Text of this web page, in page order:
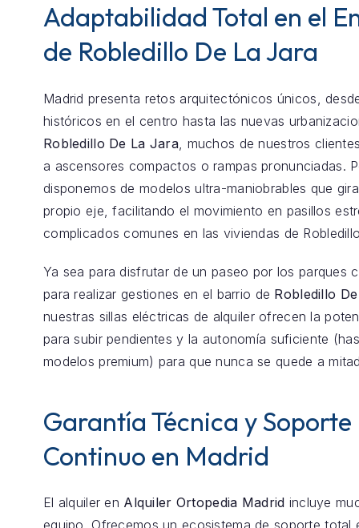
Adaptabilidad Total en el
de Robledillo De La Jara
Madrid presenta retos arquitectónicos únicos,
históricos en el centro hasta las nuevas
Robledillo De La Jara , muchos de nuestros
a ascensores compactos o rampas pronunciadas.
disponemos de modelos ultra-maniobrables que
propio eje, facilitando el movimiento en pasillos
complicados comunes en las viviendas de
Ya sea para disfrutar de un paseo por los parques
para realizar gestiones en el barrio de Robledillo
nuestras sillas eléctricas de alquiler ofrecen la
para subir pendientes y la autonomía suficiente
modelos premium) para que nunca se quede a
Garantía Técnica y Soporte
Continuo en Madrid
El alquiler en Alquiler Ortopedia Madrid incluye